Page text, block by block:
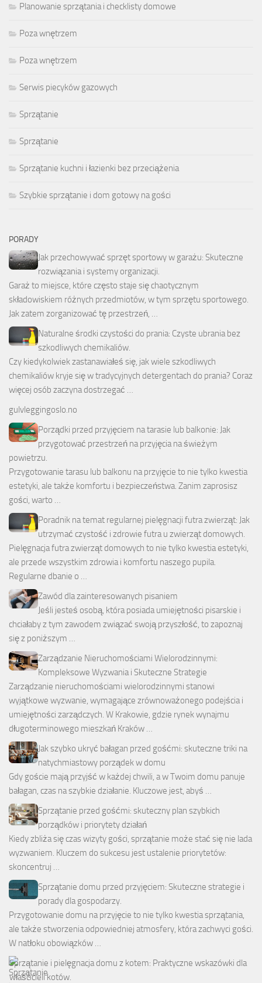
Planowanie sprzątania i checklisty domowe
Poza wnętrzem
Poza wnętrzem
Serwis piecyków gazowych
Sprzątanie
Sprzątanie
Sprzątanie kuchni i łazienki bez przeciążenia
Szybkie sprzątanie i dom gotowy na gości
PORADY
Jak przechowywać sprzęt sportowy w garażu: Skuteczne
rozwiązania i systemy organizacji.
Garaż to miejsce, które często staje się chaotycznym
składowiskiem różnych przedmiotów, w tym sprzętu sportowego.
Jak zatem zorganizować tę przestrzeń, …
Naturalne środki czystości do prania: Czyste ubrania bez
szkodliwych chemikaliów.
Czy kiedykolwiek zastanawiałeś się, jak wiele szkodliwych
chemikaliów kryje się w tradycyjnych detergentach do prania? Coraz
więcej osób zaczyna dostrzegać …
gulvleggingoslo.no
Porządki przed przyjęciem na tarasie lub balkonie: Jak
przygotować przestrzeń na przyjęcia na świeżym
powietrzu.
Przygotowanie tarasu lub balkonu na przyjęcie to nie tylko kwestia
estetyki, ale także komfortu i bezpieczeństwa. Zanim zaprosisz
gości, warto …
Poradnik na temat regularnej pielęgnacji futra zwierząt: Jak
utrzymać czystość i zdrowie futra u zwierząt domowych.
Pielęgnacja futra zwierząt domowych to nie tylko kwestia estetyki,
ale przede wszystkim zdrowia i komfortu naszego pupila.
Regularne dbanie o …
Zawód dla zainteresowanych pisaniem
Jeśli jesteś osobą, która posiada umiejętności pisarskie i
chciałaby z tym zawodem związać swoją przyszłość, to zapoznaj
się z poniższym …
Zarządzanie Nieruchomościami Wielorodzinnymi:
Kompleksowe Wyzwania i Skuteczne Strategie
Zarządzanie nieruchomościami wielorodzinnymi stanowi
wyjątkowe wyzwanie, wymagające zrównoważonego podejścia i
umiejętności zarządczych. W Krakowie, gdzie rynek wynajmu
długoterminowego mieszkań Kraków …
Jak szybko ukryć bałagan przed gośćmi: skuteczne triki na
natychmiastowy porządek w domu
Gdy goście mają przyjść w każdej chwili, a w Twoim domu panuje
bałagan, czas na szybkie działanie. Kluczowe jest, abyś …
Sprzątanie przed gośćmi: skuteczny plan szybkich
porządków i priorytety działań
Kiedy zbliża się czas wizyty gości, sprzątanie może stać się nie lada
wyzwaniem. Kluczem do sukcesu jest ustalenie priorytetów:
skoncentruj …
Sprzątanie domu przed przyjęciem: Skuteczne strategie i
porady dla gospodarzy.
Przygotowanie domu na przyjęcie to nie tylko kwestia sprzątania,
ale także stworzenia odpowiedniej atmosfery, która zachwyci gości.
W natłoku obowiązków …
Sprzątanie i pielęgnacja domu z kotem: Praktyczne wskazówki dla
właścicieli kotów.